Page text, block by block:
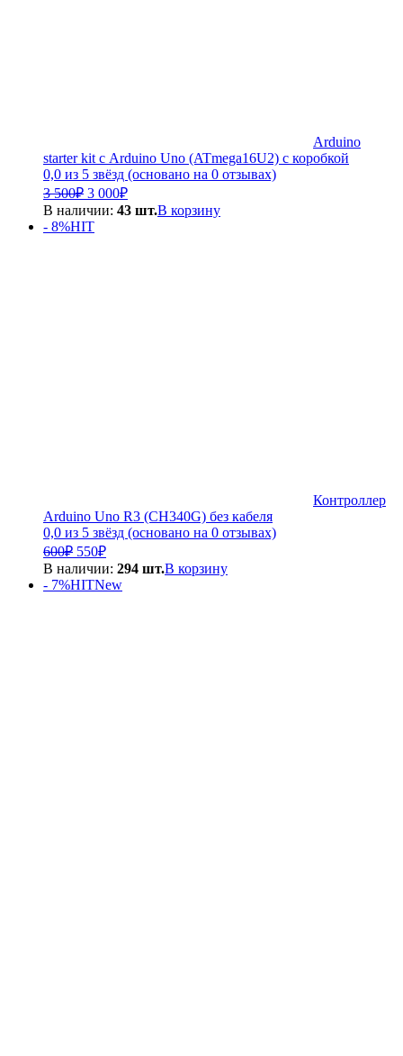
Arduino
starter kit с Arduino Uno (ATmega16U2) с коробкой
0,0 из 5 звёзд (основано на 0 отзывах)
3 500₽ Первоначальная
цена
составляла
3
3 000₽Текущая
цена:
В наличии: 43 шт.В корзину
- 8%HIT
Контроллер
Arduino Uno R3 (CH340G) без кабеля
0,0 из 5 звёзд (основано на 0 отзывах)
600₽ Первоначальная
цена
составляла
550₽Текущая
цена:
550₽.
В наличии: 294 шт.В корзину
- 7%HITNew